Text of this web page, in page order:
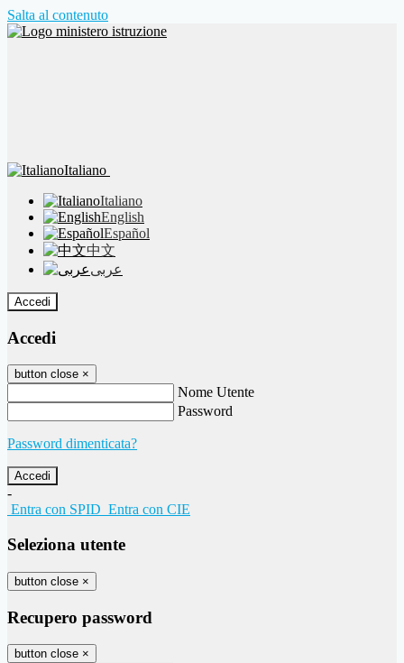
Salta al contenuto
Italiano
Italiano
English
Español
中文
عربى
Accedi
Accedi
button close ×
Nome Utente
Password
Password dimenticata?
-
Entra con SPID Entra con CIE
Seleziona utente
button close ×
Recupero password
button close ×